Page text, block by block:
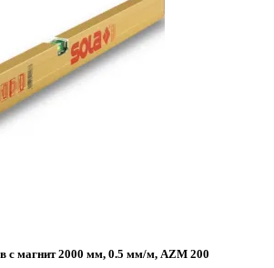
с магнит 2000 мм, 0.5 мм/м, AZM 200